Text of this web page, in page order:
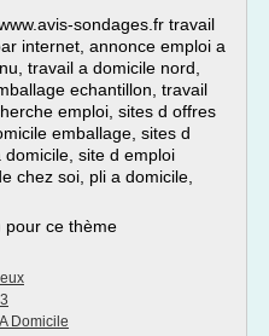
sondages.fr travail
internet, annonce emploi a
travail a domicile nord,
echantillon, travail
emploi, sites d offres
emballage, sites d
site d emploi
chez soi, pli a domicile,
pour ce thème
Domicile